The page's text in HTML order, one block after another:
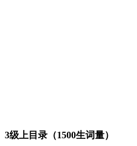
3级上目录（1500生词量）